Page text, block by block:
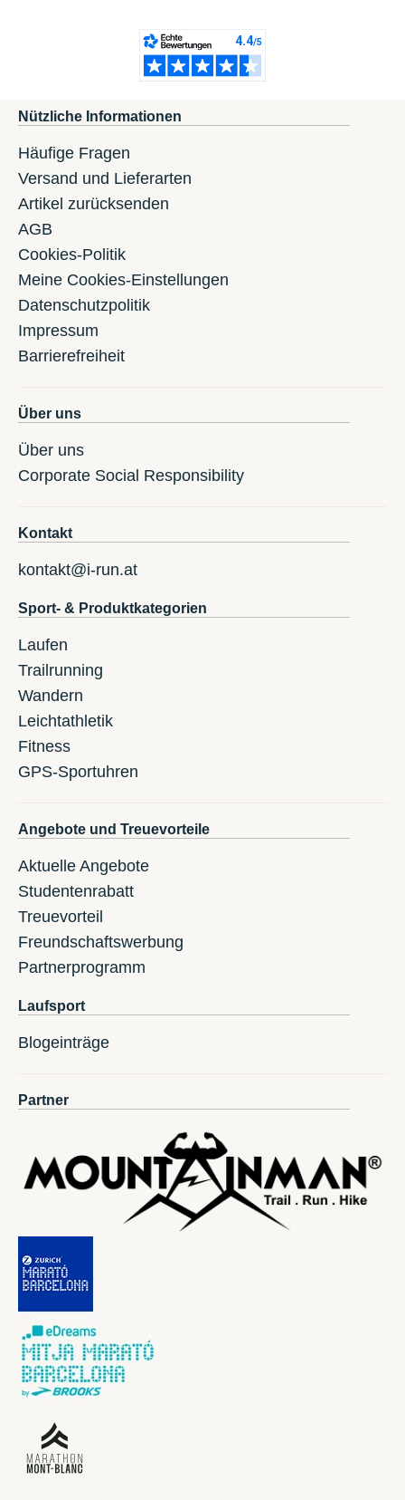
Nützliche Informationen
Häufige Fragen
Versand und Lieferarten
Artikel zurücksenden
AGB
Cookies-Politik
Meine Cookies-Einstellungen
Datenschutzpolitik
Impressum
Barrierefreiheit
Über uns
Über uns
Corporate Social Responsibility
Kontakt
kontakt@i-run.at
Sport- & Produktkategorien
Laufen
Trailrunning
Wandern
Leichtathletik
Fitness
GPS-Sportuhren
Angebote und Treuevorteile
Aktuelle Angebote
Studentenrabatt
Treuevorteil
Freundschaftswerbung
Partnerprogramm
Laufsport
Blogeinträge
Partner